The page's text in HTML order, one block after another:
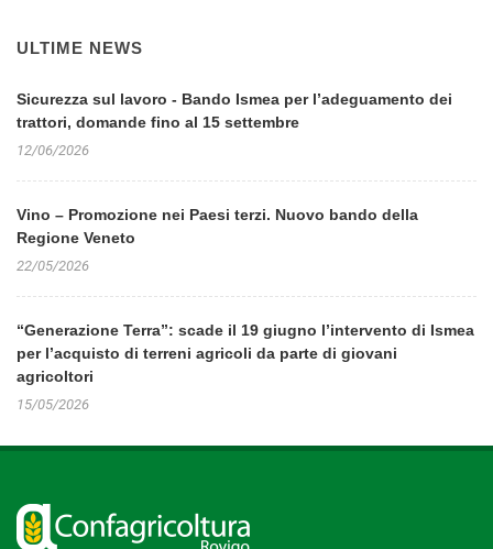
ULTIME NEWS
Sicurezza sul lavoro - Bando Ismea per l’adeguamento dei
trattori, domande fino al 15 settembre
12/06/2026
Vino – Promozione nei Paesi terzi. Nuovo bando della
Regione Veneto
22/05/2026
“Generazione Terra”: scade il 19 giugno l’intervento di Ismea
per l’acquisto di terreni agricoli da parte di giovani
agricoltori
15/05/2026